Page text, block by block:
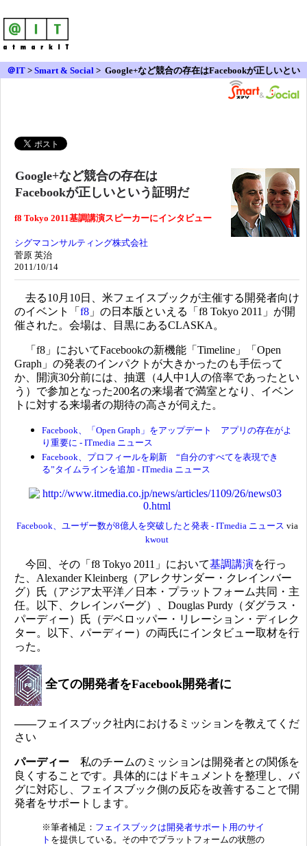
＠IT > Smart & Social > Google+など競合の存在はFacebookが正しいとい
Google+など競合の存在は
Facebookが正しいという証明だ
f8 Tokyo 2011基調講演スピーカーにインタビュー
シグマコンサルティング株式会社
菅原 英治
2011/10/14
去る10月10日、米フェイスブックが主催する開発者向け
のイベント「 f8 」の日本版といえる「f8 Tokyo 2011」が開
催された。会場は、目黒にあるCLASKA。
「f8」においてFacebookの新機能「Timeline」「Open
Graph」の発表のインパクトが大きかったのも手伝って
か、開演30分前には、抽選（4人中1人の倍率であったとい
う）で参加となった200名の来場者で満室となり、イベン
トに対する来場者の期待の高さが伺えた。
Facebook、「Open Graph」をアップデート アプリの存在がよ
り重要に - ITmedia ニュース
Facebook、プロフィールを刷新 “自分のすべてを表現でき
る”タイムラインを追加 - ITmedia ニュース
Facebook、ユーザー数が8億人を突破したと発表 - ITmedia ニュース via
kwout
今回、その「f8 Tokyo 2011」において基調講演を行っ
た、Alexander Kleinberg（アレクサンダー・クレインバー
グ）氏（アジア太平洋／日本・プラットフォーム共同・主
任。以下、クレインバーグ）、Douglas Purdy（ダグラス・
パーディー）氏（デベロッパー・リレーション・ディレク
ター。以下、パーディー）の両氏にインタビュー取材を行
った。
全ての開発者をFacebook開発者に
――フェイスブック社内におけるミッションを教えてくだ
さい
パーディー 私のチームのミッションは開発者との関係を
良くすることです。具体的にはドキュメントを整理し、バ
グに対応し、フェイスブック側の反応を改善することで開
発者をサポートします。
※筆者補足： フェイスブックは開発者サポート用のサイ
ト を提供している。その中でプラットフォームの状態の